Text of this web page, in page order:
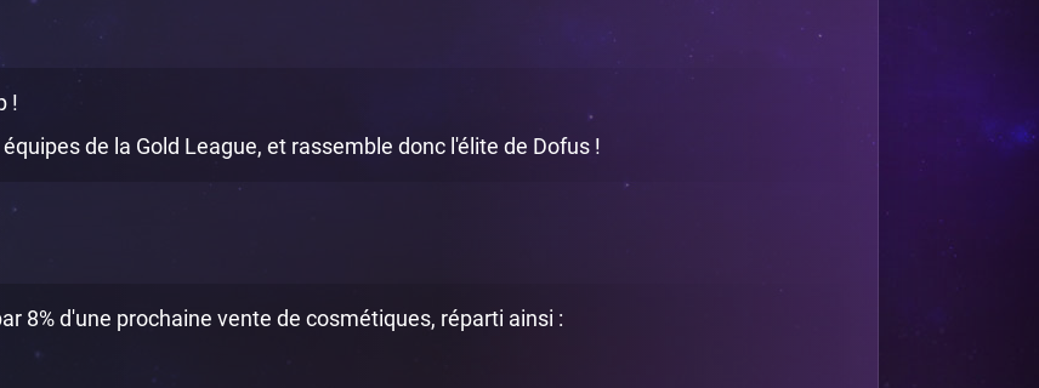
!
de la Gold League, et rassemble donc l'élite de Dofus !
8% d'une prochaine vente de cosmétiques, réparti ainsi :